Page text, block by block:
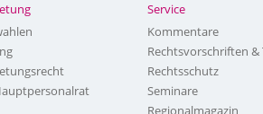
Service
Kommentare
Rechtsvorschriften &
Rechtsschutz
Seminare
Regionalmagazin